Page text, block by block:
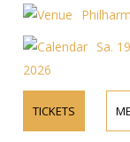
Sa.
2026
TICKETS